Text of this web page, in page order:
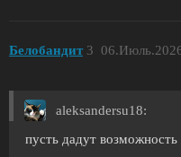
Белобандит 3
aleksandersu18:
пусть дадут возможность